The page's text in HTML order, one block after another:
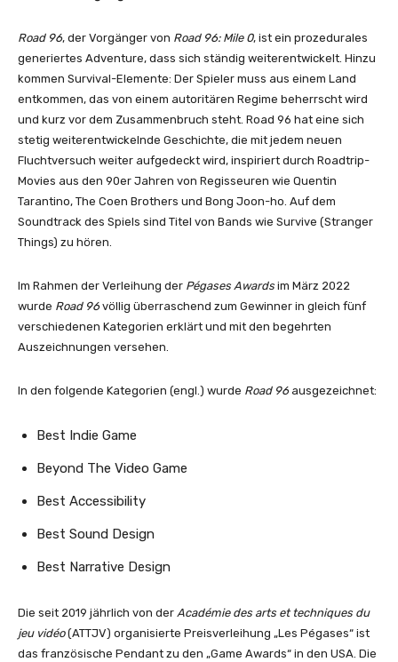
Road 96, der Vorgänger von Road 96: Mile 0, ist ein prozedurales
generiertes Adventure, dass sich ständig weiterentwickelt. Hinzu
kommen Survival-Elemente: Der Spieler muss aus einem Land
entkommen, das von einem autoritären Regime beherrscht wird
und kurz vor dem Zusammenbruch steht. Road 96 hat eine sich
stetig weiterentwickelnde Geschichte, die mit jedem neuen
Fluchtversuch weiter aufgedeckt wird, inspiriert durch Roadtrip-
Movies aus den 90er Jahren von Regisseuren wie Quentin
Tarantino, The Coen Brothers und Bong Joon-ho. Auf dem
Soundtrack des Spiels sind Titel von Bands wie Survive (Stranger
Things) zu hören.
Im Rahmen der Verleihung der Pégases Awards im März 2022
wurde Road 96völlig überraschend zum Gewinner in gleich fünf
verschiedenen Kategorien erklärt und mit den begehrten
Auszeichnungen versehen.
In den folgende Kategorien (engl.) wurde Road 96ausgezeichnet:
Best Indie Game
Beyond The Video Game
Best Accessibility
Best Sound Design
Best Narrative Design
Die seit 2019 jährlich von der Académie des arts et techniques du
jeu vidéo(ATTJV) organisierte Preisverleihung „Les Pégases“ ist
das französische Pendant zu den „Game Awards“ in den USA. Die